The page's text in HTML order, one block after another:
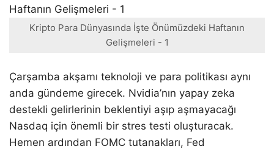
Kripto Para Dünyasında İşte Önümüzdeki Haftanın
Gelişmeleri - 1
Çarşamba akşamı teknoloji ve para politikası aynı
anda gündeme girecek. Nvidia’nın yapay zeka
destekli gelirlerinin beklentiyi aşıp aşmayacağı
Nasdaq için önemli bir stres testi oluşturacak.
Hemen ardından FOMC tutanakları, Fed